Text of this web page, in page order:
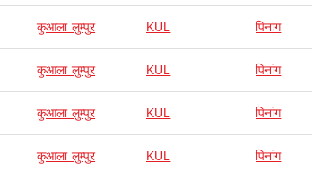
कुआला लुम्पुर KUL पिनांग
कुआला लुम्पुर KUL पिनांग
कुआला लुम्पुर KUL पिनांग
कुआला लुम्पुर KUL पिनांग